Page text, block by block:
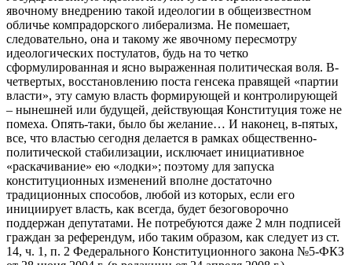
явочному внедрению такой идеологии в общеизвестном
обличье компрадорского либерализма. Не помешает,
следовательно, она и такому же явочному пересмотру
идеологических постулатов, будь на то четко
сформулированная и ясно выраженная политическая воля. В-
четвертых, восстановлению поста генсека правящей «партии
власти», эту самую власть формирующей и контролирующей
– нынешней или будущей, действующая Конституция тоже не
помеха. Опять-таки, было бы желание… И наконец, в-пятых,
все, что властью сегодня делается в рамках общественно-
политической стабилизации, исключает инициативное
«раскачивание» ею «лодки»; поэтому для запуска
конституционных изменений вполне достаточно
традиционных способов, любой из которых, если его
инициирует власть, как всегда, будет безоговорочно
поддержан депутатами. Не потребуются даже 2 млн подписей
граждан за референдум, ибо таким образом, как следует из ст.
14, ч. 1, п. 2 Федерального Конституционного закона №5-ФКЗ